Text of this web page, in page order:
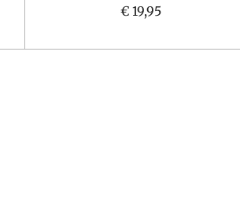
€ 19,95